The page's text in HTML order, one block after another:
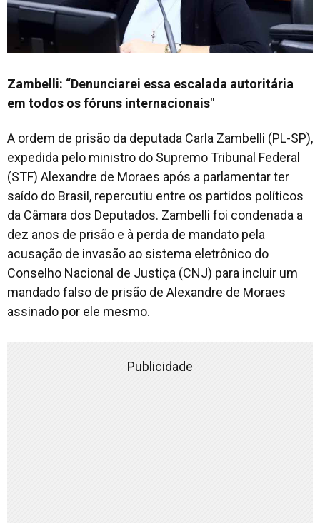
Zambelli: “Denunciarei essa escalada autoritária
em todos os fóruns internacionais"
A ordem de prisão da deputada Carla Zambelli (PL-SP),
expedida pelo ministro do Supremo Tribunal Federal
(STF) Alexandre de Moraes após a parlamentar ter
saído do Brasil, repercutiu entre os partidos políticos
da Câmara dos Deputados. Zambelli foi condenada a
dez anos de prisão e à perda de mandato pela
acusação de invasão ao sistema eletrônico do
Conselho Nacional de Justiça (CNJ) para incluir um
mandado falso de prisão de Alexandre de Moraes
assinado por ele mesmo.
Publicidade